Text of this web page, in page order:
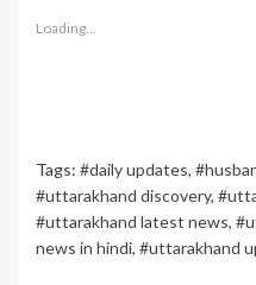
Loading...
Tags: #daily updates,
#uttarakhand discovery,
#uttarakhand latest news,
news in hindi, #uttarakhand